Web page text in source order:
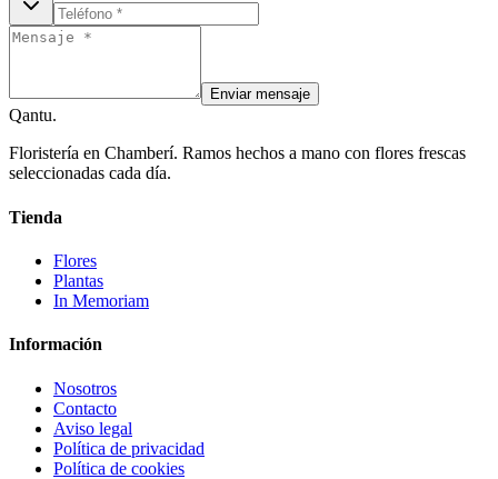
Enviar mensaje
Qantu.
Floristería en Chamberí. Ramos hechos a mano con flores frescas
seleccionadas cada día.
Tienda
Flores
Plantas
In Memoriam
Información
Nosotros
Contacto
Aviso legal
Política de privacidad
Política de cookies